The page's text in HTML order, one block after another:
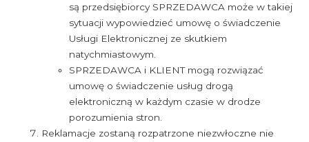
są przedsiębiorcy SPRZEDAWCA może w takiej
sytuacji wypowiedzieć umowę o świadczenie
Usługi Elektronicznej ze skutkiem
natychmiastowym.
SPRZEDAWCA i KLIENT mogą rozwiązać
umowę o świadczenie usług drogą
elektroniczną w każdym czasie w drodze
porozumienia stron.
Reklamacje zostaną rozpatrzone niezwłoczne nie